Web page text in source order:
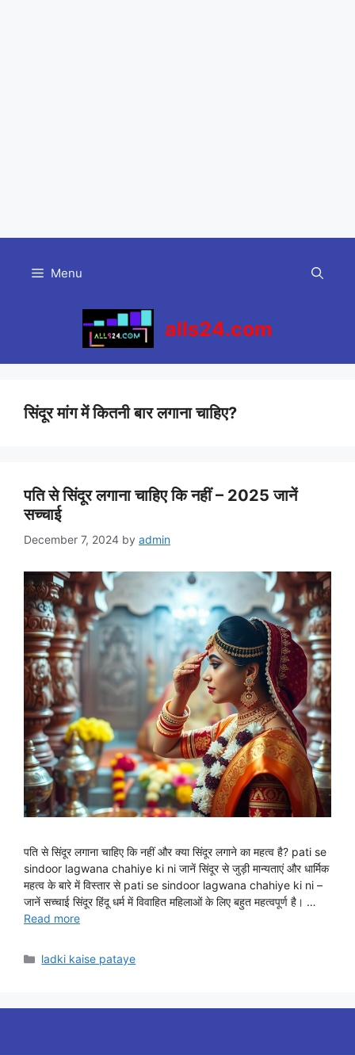
content
Menu
alls24.com
सिंदूर मांग में कितनी बार लगाना चाहिए?
पति से सिंदूर लगाना चाहिए कि नहीं – 2025 जानें
सच्चाई
December 7, 2024 by admin
पति से सिंदूर लगाना चाहिए कि नहीं और क्या सिंदूर लगाने का महत्व है? pati se
sindoor lagwana chahiye ki ni जानें सिंदूर से जुड़ी मान्यताएं और धार्मिक
महत्व के बारे में विस्तार से pati se sindoor lagwana chahiye ki ni –
जानें सच्चाई सिंदूर हिंदू धर्म में विवाहित महिलाओं के लिए बहुत महत्वपूर्ण है। …
Read more
Categories
ladki kaise pataye